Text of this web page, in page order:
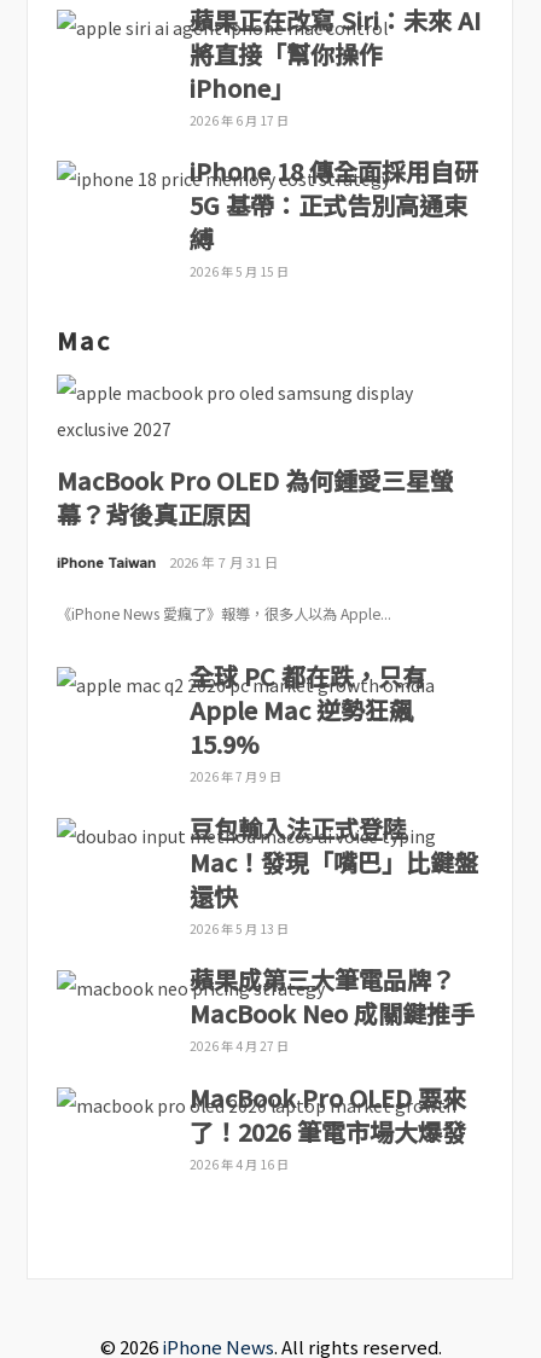
蘋果正在改寫 Siri：未來 AI
將直接「幫你操作
iPhone」
2026 年 6 月 17 日
iPhone 18 傳全面採用自研
5G 基帶：正式告別高通束
縛
2026 年 5 月 15 日
Mac
MacBook Pro OLED 為何鍾愛三星螢
幕？背後真正原因
iPhone Taiwan 2026 年 7 月 31 日
《iPhone News 愛瘋了》報導，很多人以為 Apple...
全球 PC 都在跌，只有
Apple Mac 逆勢狂飆
15.9%
2026 年 7 月 9 日
豆包輸入法正式登陸
Mac！發現「嘴巴」比鍵盤
還快
2026 年 5 月 13 日
蘋果成第三大筆電品牌？
MacBook Neo 成關鍵推手
2026 年 4 月 27 日
MacBook Pro OLED 要來
了！2026 筆電市場大爆發
2026 年 4 月 16 日
© 2026iPhone News. All rights reserved.